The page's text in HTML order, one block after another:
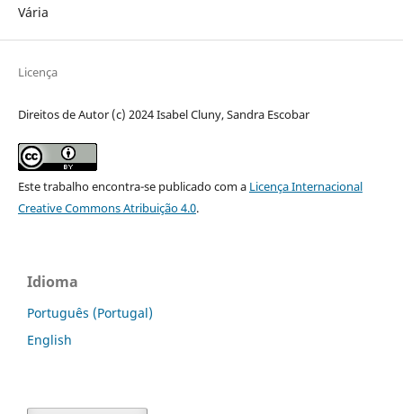
Vária
Licença
Direitos de Autor (c) 2024 Isabel Cluny, Sandra Escobar
Este trabalho encontra-se publicado com a Licença Internacional
Creative Commons Atribuição 4.0.
Idioma
Português (Portugal)
English